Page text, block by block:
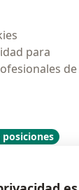
para
de
posiciones